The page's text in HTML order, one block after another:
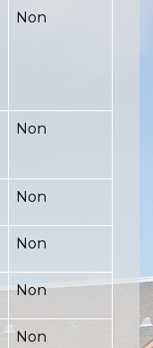
Non
Non
Non
Non
Non
Non